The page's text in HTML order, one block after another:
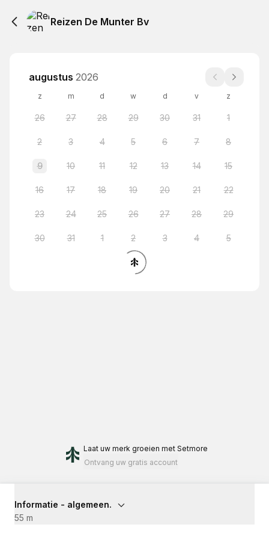
Reizen De Munter Bv
augustus 2026
z m d w d v z
26 27 28 29 30 31 1
2 3 4 5 6 7 8
9 10 11 12 13 14 15
16 17 18 19 20 21 22
23 24 25 26 27 28 29
30 31 1 2 3 4 5
Laat uw merk groeien met Setmore
Ontvang uw gratis account
Informatie - algemeen.
55 m